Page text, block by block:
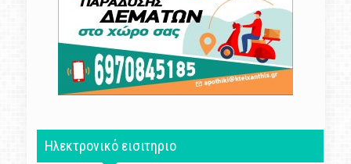
Ηλεκτρονικό εισιτηριο